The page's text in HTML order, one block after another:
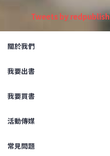
Tweets by redpublish
關於我們
我要出書
我要買書
活動傳媒
常見問題